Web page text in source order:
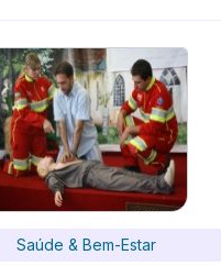
Saúde & Bem-Estar